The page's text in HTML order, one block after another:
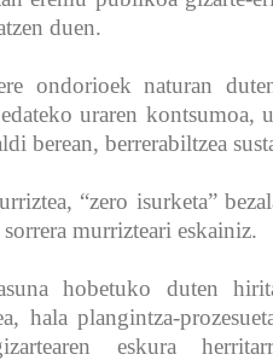
duen.
ondorioek naturan
uraren kontsumoa,
berean, berrerabiltzea
“zero isurketa”
murrizteari eskainiz.
hobetuko duten
hala plangintza-
eskura